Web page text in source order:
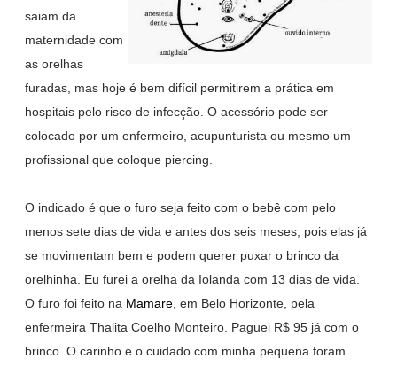
saiam da
maternidade com
as orelhas
furadas, mas hoje é bem difícil permitirem a prática em
hospitais pelo risco de infecção. O acessório pode ser
colocado por um enfermeiro, acupunturista ou mesmo um
profissional que coloque piercing.
O indicado é que o furo seja feito com o bebê com pelo
menos sete dias de vida e antes dos seis meses, pois elas já
se movimentam bem e podem querer puxar o brinco da
orelhinha. Eu furei a orelha da Iolanda com 13 dias de vida.
O furo foi feito na Mamare, em Belo Horizonte, pela
enfermeira Thalita Coelho Monteiro. Paguei R$ 95 já com o
brinco. O carinho e o cuidado com minha pequena foram